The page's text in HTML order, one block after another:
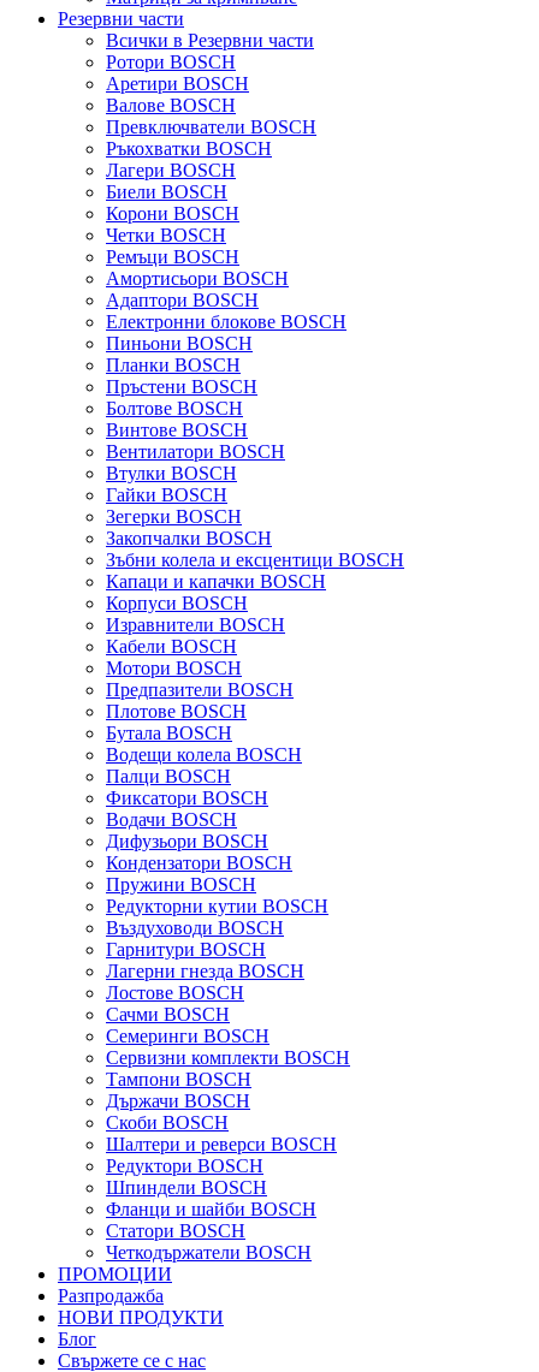
Резервни части
Всички в Резервни части
Ротори BOSCH
Аретири BOSCH
Валове BOSCH
Превключватели BOSCH
Ръкохватки BOSCH
Лагери BOSCH
Биели BOSCH
Корони BOSCH
Четки BOSCH
Ремъци BOSCH
Амортисьори BOSCH
Адаптори BOSCH
Електронни блокове BOSCH
Пиньони BOSCH
Планки BOSCH
Пръстени BOSCH
Болтове BOSCH
Винтове BOSCH
Вентилатори BOSCH
Втулки BOSCH
Гайки BOSCH
Зегерки BOSCH
Закопчалки BOSCH
Зъбни колела и ексцентици BOSCH
Капаци и капачки BOSCH
Корпуси BOSCH
Изравнители BOSCH
Кабели BOSCH
Мотори BOSCH
Предпазители BOSCH
Плотове BOSCH
Бутала BOSCH
Водещи колела BOSCH
Палци BOSCH
Фиксатори BOSCH
Водачи BOSCH
Дифузьори BOSCH
Кондензатори BOSCH
Пружини BOSCH
Редукторни кутии BOSCH
Въздуховоди BOSCH
Гарнитури BOSCH
Лагерни гнезда BOSCH
Лостове BOSCH
Сачми BOSCH
Семеринги BOSCH
Сервизни комплекти BOSCH
Тампони BOSCH
Държачи BOSCH
Скоби BOSCH
Шалтери и реверси BOSCH
Редуктори BOSCH
Шпиндели BOSCH
Фланци и шайби BOSCH
Статори BOSCH
Четкодържатели BOSCH
ПРОМОЦИИ
Разпродажба
НОВИ ПРОДУКТИ
Блог
Свържете се с нас